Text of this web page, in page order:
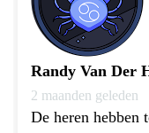
Randy Van Der
2 maanden geleden
De heren hebben